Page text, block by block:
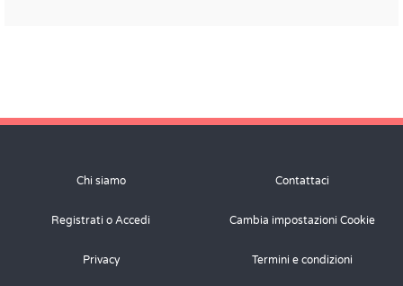
Chi siamo Contattaci
Registrati o Accedi Cambia impostazioni Cookie
Privacy Termini e condizioni